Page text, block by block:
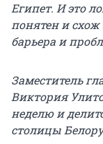
Египет. И это
понятен и схож
барьера и
Заместитель
Виктория
неделю и
столицы